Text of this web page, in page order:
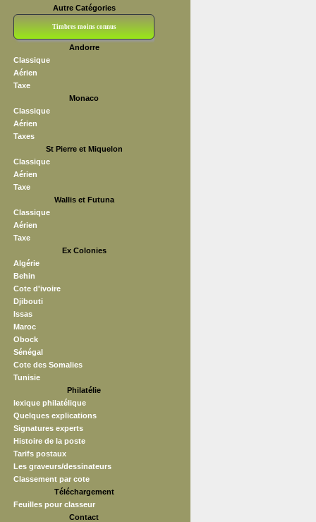
Autre Catégories
Timbres moins connus
Andorre
Classique
Aérien
Taxe
Monaco
Classique
Aérien
Taxes
St Pierre et Miquelon
Classique
Aérien
Taxe
Wallis et Futuna
Classique
Aérien
Taxe
Ex Colonies
Algérie
Behin
Cote d'ivoire
Djibouti
Issas
Maroc
Obock
Sénégal
Cote des Somalies
Tunisie
Philatélie
lexique philatélique
Quelques explications
Signatures experts
Histoire de la poste
Tarifs postaux
Les graveurs/dessinateurs
Classement par cote
Téléchargement
Feuilles pour classeur
Contact